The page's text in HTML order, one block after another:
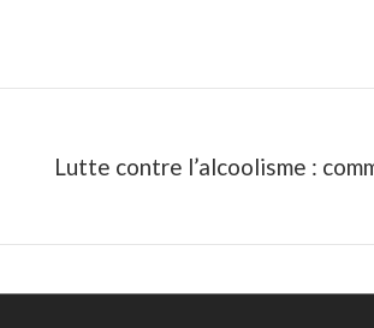
Next
Lutte contre l’alcoolisme :